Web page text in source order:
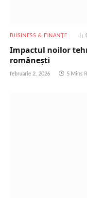
BUSINESS & FINANȚE
Impactul noilor
românești
februarie 2, 2026 5 Mins